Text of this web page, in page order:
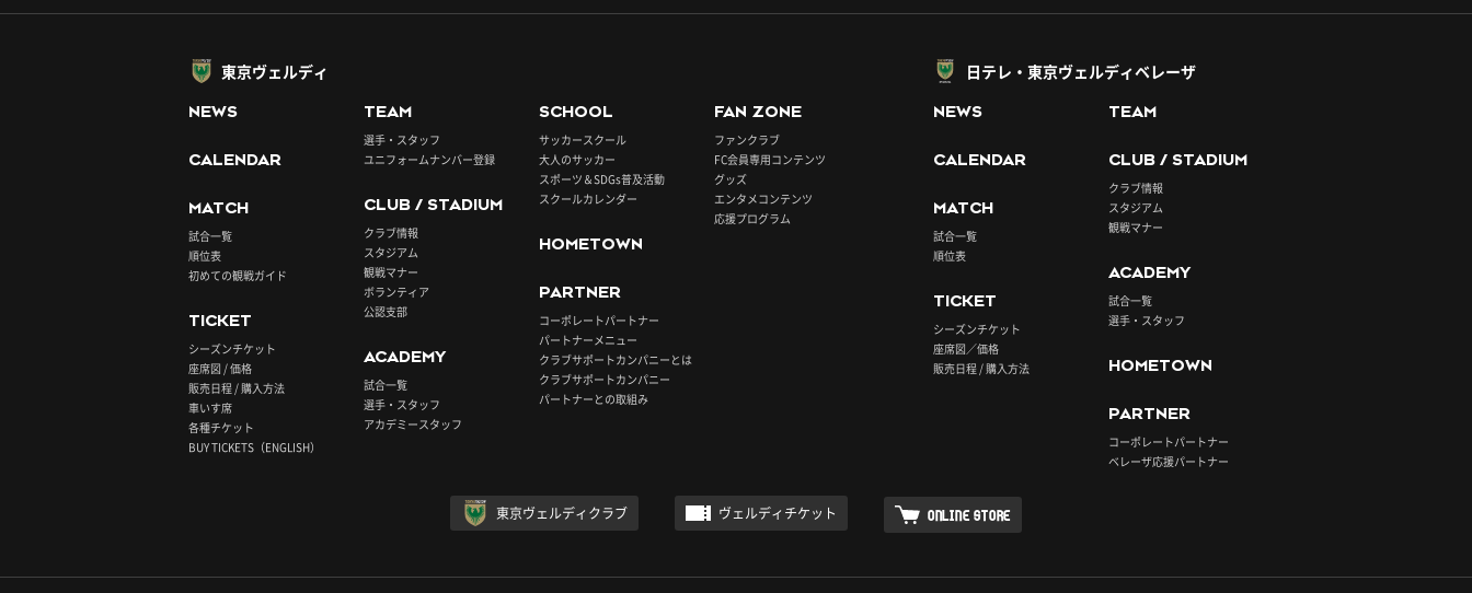
東京ヴェルディ
NEWS
CALENDAR
MATCH
試合一覧
順位表
初めての観戦ガイド
TICKET
シーズンチケット
座席図 / 価格
販売日程 / 購入方法
車いす席
各種チケット
BUY TICKETS（ENGLISH）
TEAM
選手・スタッフ
ユニフォームナンバー登録
CLUB / STADIUM
クラブ情報
スタジアム
観戦マナー
ボランティア
公認支部
ACADEMY
試合一覧
選手・スタッフ
アカデミースタッフ
SCHOOL
サッカースクール
大人のサッカー
スポーツ＆SDGs普及活動
スクールカレンダー
HOMETOWN
PARTNER
コーポレートパートナー
パートナーメニュー
クラブサポートカンパニーとは
クラブサポートカンパニー
パートナーとの取組み
FAN ZONE
ファンクラブ
FC会員専用コンテンツ
グッズ
エンタメコンテンツ
応援プログラム
日テレ・東京ヴェルディベレーザ
NEWS
CALENDAR
MATCH
試合一覧
順位表
TICKET
シーズンチケット
座席図／価格
販売日程 / 購入方法
TEAM
CLUB / STADIUM
クラブ情報
スタジアム
観戦マナー
ACADEMY
試合一覧
選手・スタッフ
HOMETOWN
PARTNER
コーポレートパートナー
ベレーザ応援パートナー
東京ヴェルディクラブ ヴェルディチケット ONLINE STORE